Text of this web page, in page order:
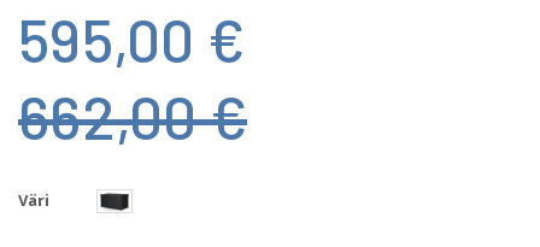
595,00 €
662,00 €
Väri